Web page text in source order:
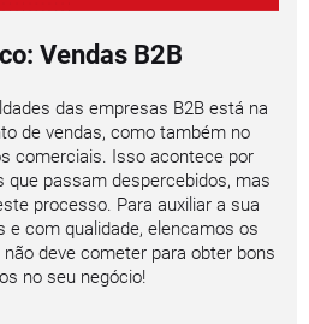
Vendas B2B
das empresas B2B está na
de vendas, como também no
comerciais. Isso acontece por
passam despercebidos, mas
processo. Para auxiliar a sua
e com qualidade, elencamos os
deve cometer para obter bons
no seu negócio!